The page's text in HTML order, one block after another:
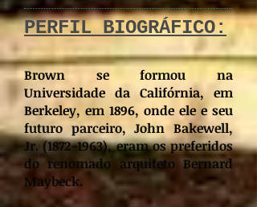
PERFIL BIOGRÁFICO:
Brown se formou na
Universidade da Califórnia, em
Berkeley, em 1896, onde ele e seu
futuro parceiro, John Bakewell,
Jr.(1872-1963), eram os preferidos
do renomado arquiteto Bernard
Maybeck.